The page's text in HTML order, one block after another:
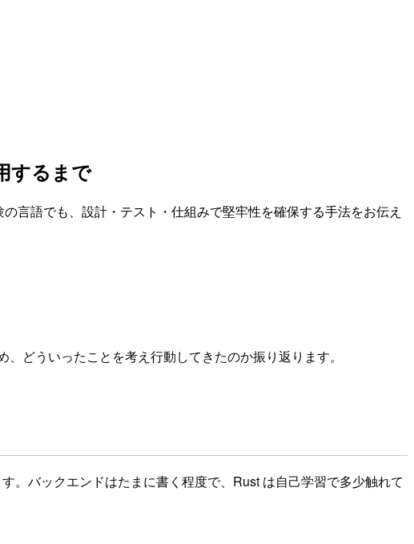
するまで
言語でも、設計・テスト・仕組みで堅牢性を確保する手法をお伝え
どういったことを考え行動してきたのか振り返ります。
。バックエンドはたまに書く程度で、Rust は自己学習で多少触れて